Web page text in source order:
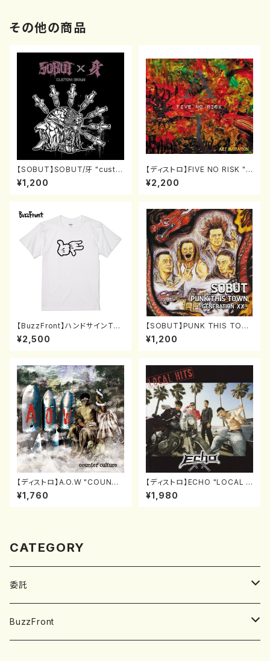
その他の商品
【SOBUT】SOBUT/牙 "custo
m brain" [CD]
¥1,200
【ディストロ】FIVE NO RISK "A
RT IMITATION" [CD]
¥2,200
【BuzzFront】ハンドサインTシ
ャツ白(S〜XL)
¥2,500
【SOBUT】PUNK THIS TOW
N [LP]
¥1,200
【ディストロ】A.O.W "COUNTE
R CULTURE" [CD]
¥1,760
【ディストロ】ECHO "LOCAL H
ITS" [CD]
¥1,980
CATEGORY
委託
SOBUT
BuzzFront